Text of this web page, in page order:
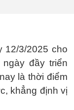
12/3/2025 cho
đầy triển
là thời điểm
khẳng định vị